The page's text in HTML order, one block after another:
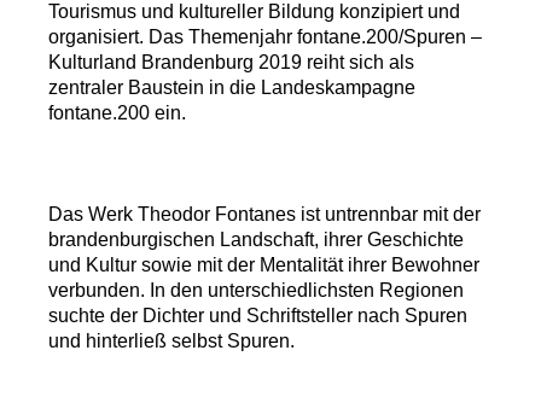
Tourismus und kultureller Bildung konzipiert und
organisiert. Das Themenjahr fontane.200/Spuren –
Kulturland Brandenburg 2019 reiht sich als
zentraler Baustein in die Landeskampagne
fontane.200 ein.
Das Werk Theodor Fontanes ist untrennbar mit der
brandenburgischen Landschaft, ihrer Geschichte
und Kultur sowie mit der Mentalität ihrer Bewohner
verbunden. In den unterschiedlichsten Regionen
suchte der Dichter und Schriftsteller nach Spuren
und hinterließ selbst Spuren.